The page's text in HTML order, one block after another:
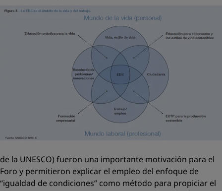
de la UNESCO) fueron una importante motivación para el
Foro y permitieron explicar el empleo del enfoque de
“igualdad de condiciones” como método para propiciar el